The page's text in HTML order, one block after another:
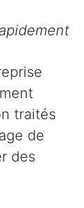
traités
de
des